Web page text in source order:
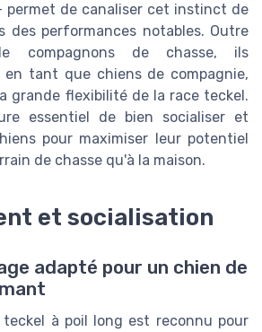
permet de canaliser cet instinct de
des performances notables. Outre
compagnons de chasse, ils
en tant que chiens de compagnie,
grande flexibilité de la race teckel.
essentiel de bien socialiser et
pour maximiser leur potentiel
de chasse qu'à la maison.
et socialisation
adapté pour un chien de
teckel à poil long est reconnu pour